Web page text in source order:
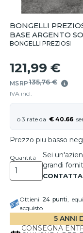
BONGELLI
BASE ARGENTO
BONGELLI PREZIOSI
121,99 €
MSRP135,76 €
IVA incl.
€ 40.66
Prezzo piu basso
Quantità
Sei
grandi
Ottieni 24punti,
acquisto
5 ANNI
CONSEGNA